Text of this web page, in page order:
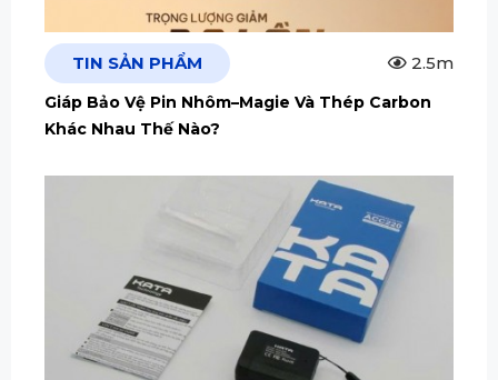
TIN SẢN PHẨM 2.5m
Giáp Bảo Vệ Pin Nhôm–Magie Và Thép Carbon
Khác Nhau Thế Nào?